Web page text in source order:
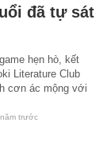
đã tự sát
hẹn hò, kết
Literature Club
cơn ác mộng với
trước